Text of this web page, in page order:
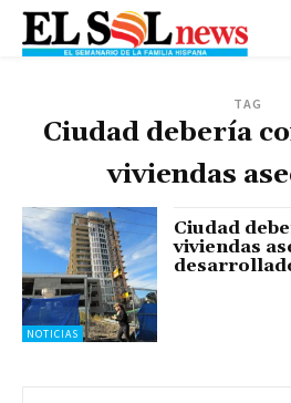
TAG
Ciudad debería
viviendas
NOTICIAS
Ciudad
viviendas